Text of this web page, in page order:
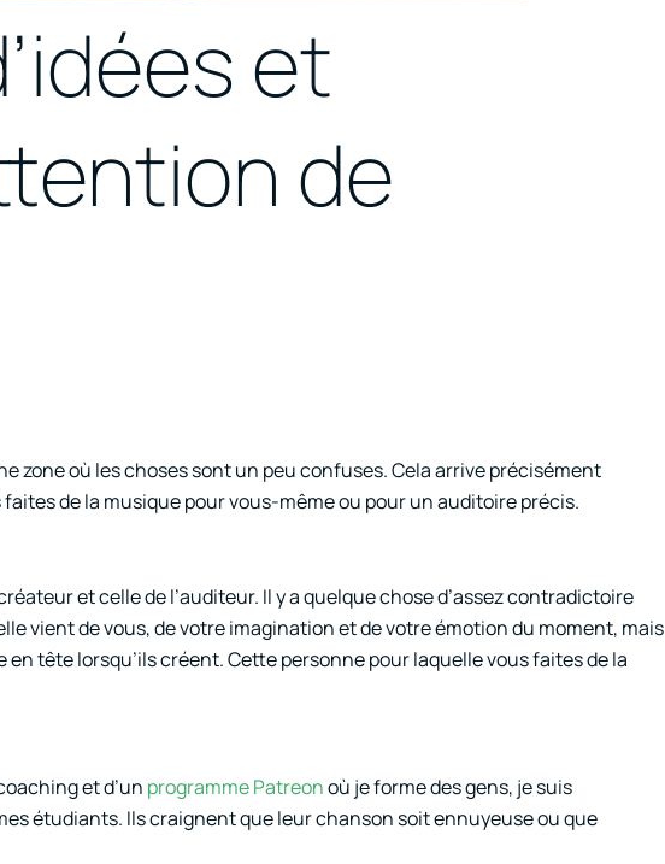
et
de
zone où les choses sont un peu confuses. Cela arrive précisément
de la musique pour vous-même ou pour un auditoire précis.
et celle de l’auditeur. Il y a quelque chose d’assez contradictoire
vient de vous, de votre imagination et de votre émotion du moment, mais
tête lorsqu’ils créent. Cette personne pour laquelle vous faites de la
et d’un programme Patreonoù je forme des gens, je suis
étudiants. Ils craignent que leur chanson soit ennuyeuse ou que